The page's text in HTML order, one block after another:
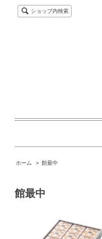
ショップ内検索
ホーム > 館最中
館最中